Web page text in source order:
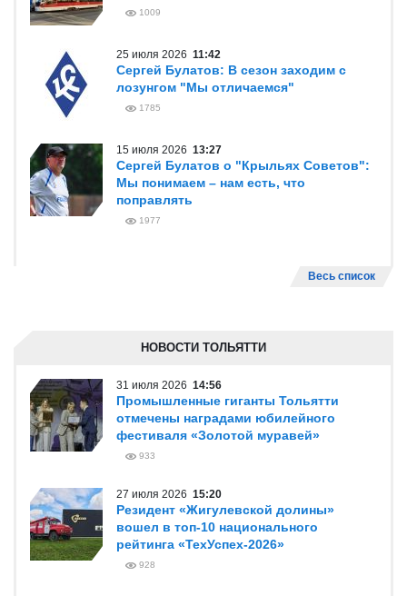
1009
25 июля 2026 11:42
Сергей Булатов: В сезон заходим с
лозунгом "Мы отличаемся"
1785
15 июля 2026 13:27
Сергей Булатов о "Крыльях Советов":
Мы понимаем – нам есть, что
поправлять
1977
Весь список
НОВОСТИ ТОЛЬЯТТИ
31 июля 2026 14:56
Промышленные гиганты Тольятти
отмечены наградами юбилейного
фестиваля «Золотой муравей»
933
27 июля 2026 15:20
Резидент «Жигулевской долины»
вошел в топ-10 национального
рейтинга «ТехУспех-2026»
928